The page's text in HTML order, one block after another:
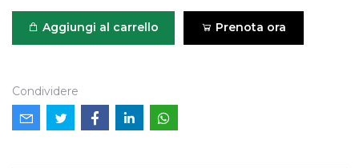
Aggiungi al carrello Prenota ora
Condividere